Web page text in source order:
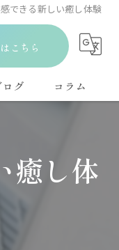
できる新しい癒し体験
こちら
ログ コラム
癒し体